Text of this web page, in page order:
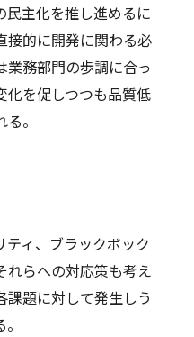
民主化を推し進めるに
接的に開発に関わる必
務部門の歩調に合っ
化を促しつつも品質低
。
ィ、ブラックボック
れらへの対応策も考え
題に対して発生しう